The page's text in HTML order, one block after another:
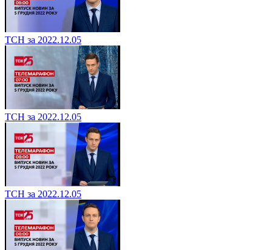
ТСН за 2022.12.05
ТСН за 2022.12.05
ТСН за 2022.12.05